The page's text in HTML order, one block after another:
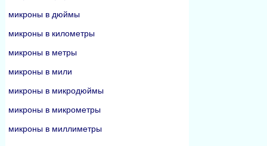
микроны в дюймы
микроны в километры
микроны в метры
микроны в мили
микроны в микродюймы
микроны в микрометры
микроны в миллиметры